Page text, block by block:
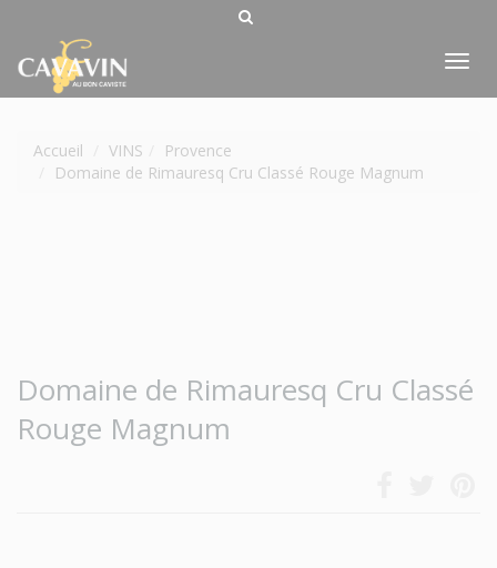
Accueil VINS
Provence
Domaine de Rimauresq Cru Classé Rouge Magnum
Domaine de Rimauresq Cru Classé
Rouge Magnum